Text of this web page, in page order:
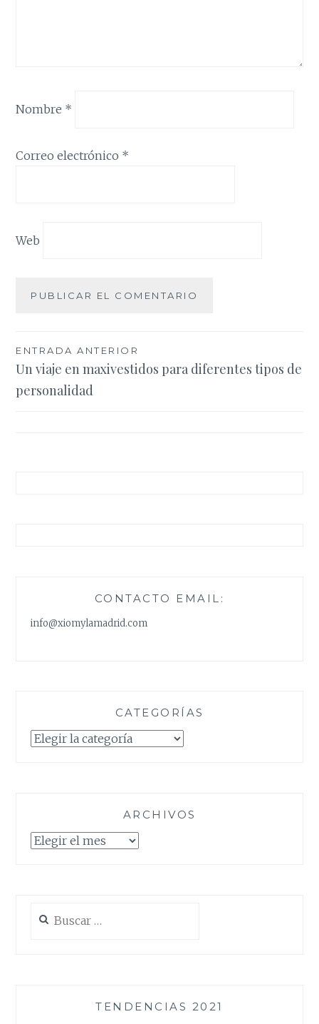
Nombre *
Correo electrónico *
Web
Navegación
de
entradas
ENTRADA ANTERIOR
Un viaje en maxivestidos para diferentes tipos de
personalidad
CONTACTO EMAIL:
info@xiomylamadrid.com
CATEGORÍAS
Categorías
ARCHIVOS
Archivos
TENDENCIAS 2021